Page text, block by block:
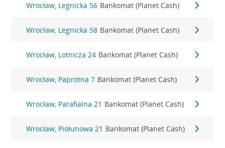
Wrocław, Legnicka 56 Bankomat (Planet Cash)
Wrocław, Legnicka 58 Bankomat (Planet Cash)
Wrocław, Lotnicza 24 Bankomat (Planet Cash)
Wrocław, Paprotna 7 Bankomat (Planet Cash)
Wrocław, Parafialna 21 Bankomat (Planet Cash)
Wrocław, Piołunowa 21 Bankomat (Planet Cash)